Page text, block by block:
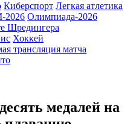
Киберспорт Легкая атлетика
2026 Олимпиада-2026
Шредингера
Хоккей
трансляция матча
медалей на